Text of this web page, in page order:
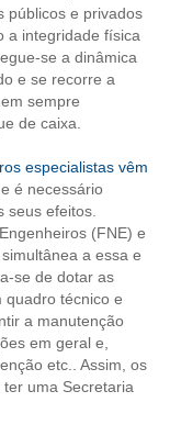
públicos e privados
a integridade física
se a dinâmica
e se recorre a
sempre
de caixa.
especialistas vêm
é necessário
seus efeitos.
(FNE) e
a essa e
se de dotar as
quadro técnico e
a manutenção
em geral e,
etc.. Assim, os
uma Secretaria